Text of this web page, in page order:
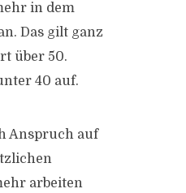
in dem
Das gilt ganz
über 50.
40 auf.
Anspruch auf
arbeiten